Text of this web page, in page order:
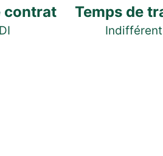
contrat Temps de
Indifférent